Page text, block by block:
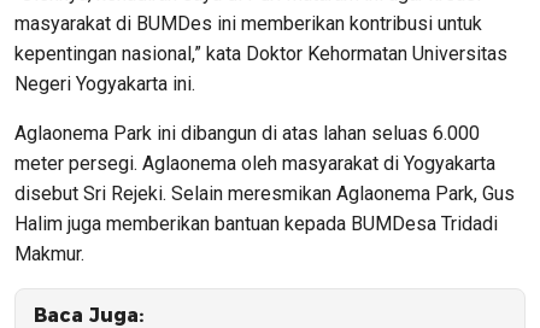
masyarakat di BUMDes ini memberikan kontribusi untuk
kepentingan nasional,” kata Doktor Kehormatan Universitas
Negeri Yogyakarta ini.
Aglaonema Park ini dibangun di atas lahan seluas 6.000
meter persegi. Aglaonema oleh masyarakat di Yogyakarta
disebut Sri Rejeki. Selain meresmikan Aglaonema Park, Gus
Halim juga memberikan bantuan kepada BUMDesa Tridadi
Makmur.
Baca Juga: